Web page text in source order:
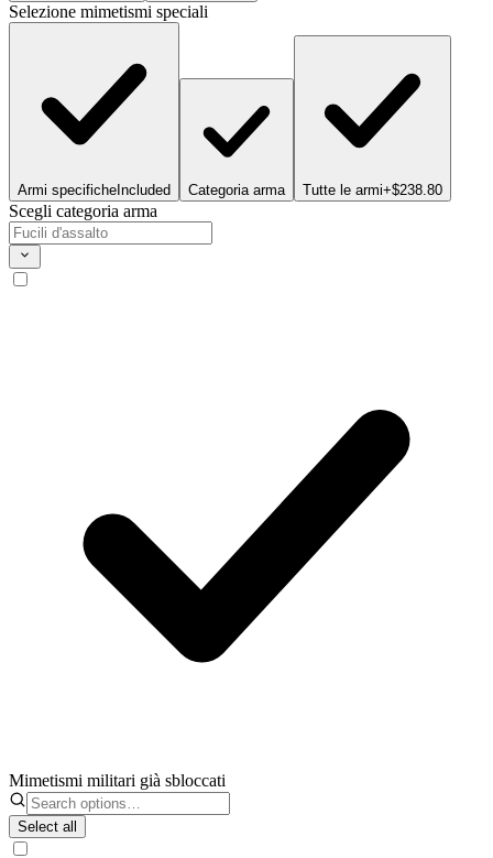
Selezione mimetismi speciali
Armi specifiche Included Categoria arma Tutte le armi+$238.80
Scegli categoria arma
Mimetismi militari già sbloccati
Select all